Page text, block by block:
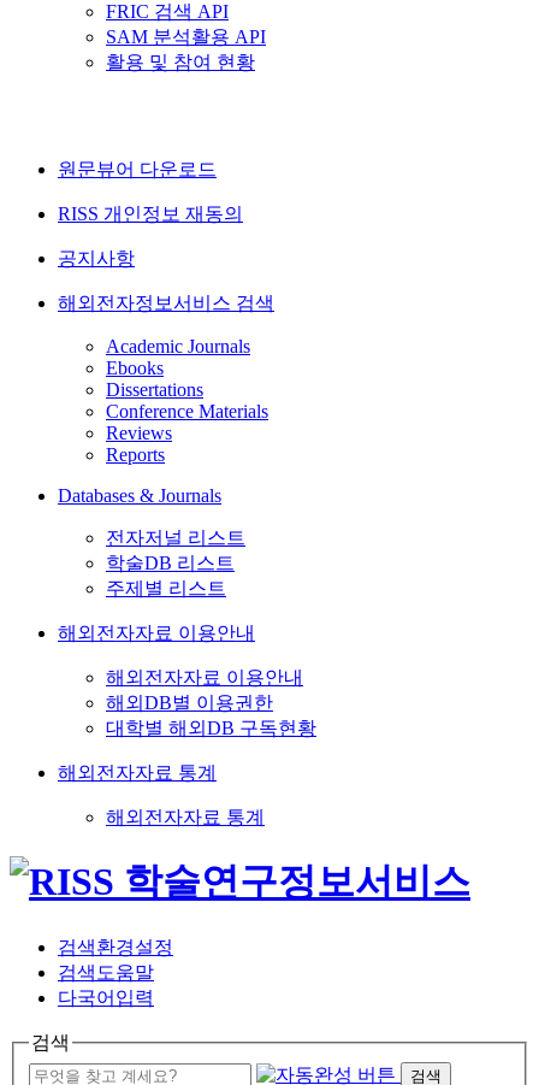
FRIC 검색 API
SAM 분석활용 API
활용 및 참여 현황
원문뷰어 다운로드
RISS 개인정보 재동의
공지사항
해외전자정보서비스 검색
Academic Journals
Ebooks
Dissertations
Conference Materials
Reviews
Reports
Databases & Journals
전자저널 리스트
학술DB 리스트
주제별 리스트
해외전자자료 이용안내
해외전자자료 이용안내
해외DB별 이용권한
대학별 해외DB 구독현황
해외전자자료 통계
해외전자자료 통계
검색환경설정
검색도움말
다국어입력
검색
검색